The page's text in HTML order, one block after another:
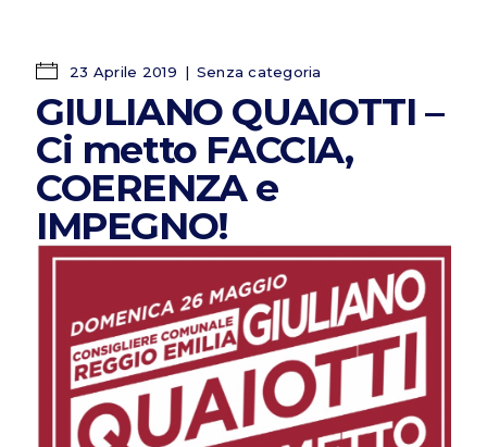
23 Aprile 2019 Senza categoria
GIULIANO QUAIOTTI –
Ci metto FACCIA,
COERENZA e
IMPEGNO!